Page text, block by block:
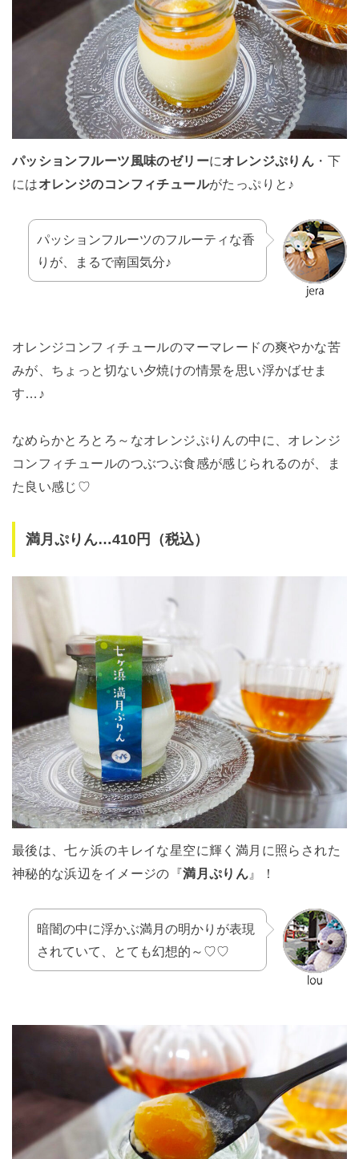
パッションフルーツ風味のゼリーにオレンジぷりん ・下
にはオレンジのコンフィチュールがたっぷりと♪
パッションフルーツのフルーティな香
りが、まるで南国気分♪
オレンジコンフィチュールのマーマレードの爽やかな苦
みが、ちょっと切ない夕焼けの情景を思い浮かばせま
す…♪
なめらかとろとろ～なオレンジぷりんの中に、オレンジ
コンフィチュールのつぶつぶ食感が感じられるのが、ま
た良い感じ♡
満月ぷりん…410円（税込）
最後は、七ヶ浜のキレイな星空に輝く満月に照らされた
神秘的な浜辺をイメージの『満月ぷりん 』！
暗闇の中に浮かぶ満月の明かりが表現
されていて、とても幻想的～♡♡